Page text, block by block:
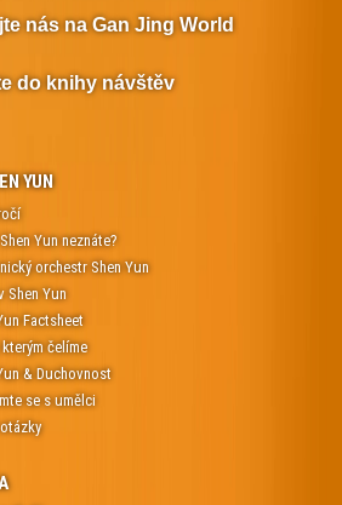
YUN
Yun neznáte?
orchestr Shen Yun
Shen Yun
Factsheet
kterým čelíme
& Duchovnost
se s umělci
nás na Gan Jing World
do knihy návštěv